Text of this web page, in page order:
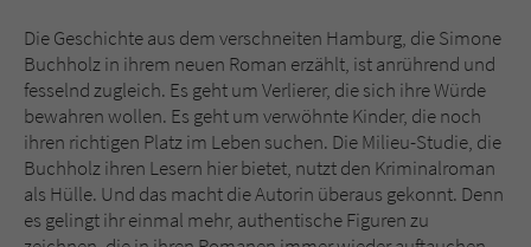
Die Geschichte aus dem verschneiten Hamburg, die Simone
Buchholz in ihrem neuen Roman erzählt, ist anrührend und
fesselnd zugleich. Es geht um Verlierer, die sich ihre Würde
bewahren wollen. Es geht um verwöhnte Kinder, die noch
ihren richtigen Platz im Leben suchen. Die Milieu-Studie, die
Buchholz ihren Lesern hier bietet, nutzt den Kriminalroman
als Hülle. Und das macht die Autorin überaus gekonnt. Denn
es gelingt ihr einmal mehr, authentische Figuren zu